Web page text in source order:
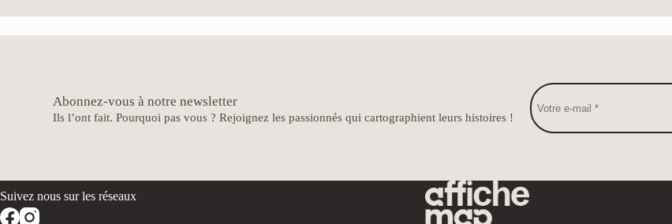
Abonnez-vous à notre newsletter
Ils l’ont fait. Pourquoi pas vous ? Rejoignez les passionnés qui cartographient leurs histoires !